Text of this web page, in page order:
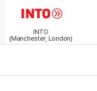
INTO
(Manchester, London)